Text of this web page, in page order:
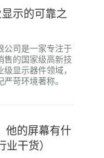
示的可靠之
公司是一家专注于
售的国家级高新技
显示器件领域，
苛环境著称。
他的屏幕有什
干货）